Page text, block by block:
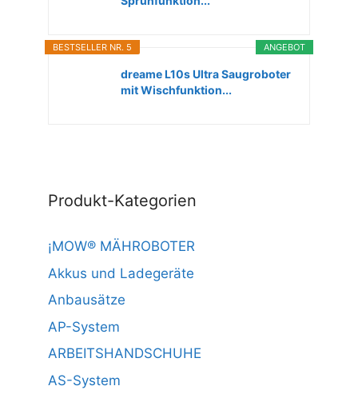
ANGEBOT
BESTSELLER NR. 5
dreame L10s Ultra Saugroboter
mit Wischfunktion...
Produkt-Kategorien
¡MOW® MÄHROBOTER
Akkus und Ladegeräte
Anbausätze
AP-System
ARBEITSHANDSCHUHE
AS-System